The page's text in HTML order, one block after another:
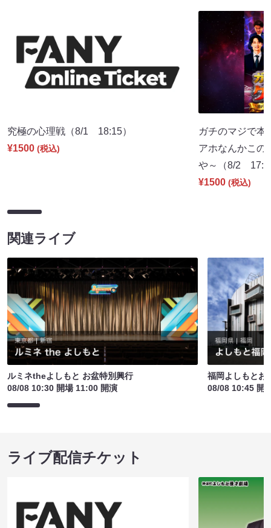
究極の心理戦（8/1 18:15）
¥1500 (税込)
ガチのマジで本
アホなんかこの
や～（8/2
¥1500 (税込)
関連ライブ
ルミネtheよしもと お盆特別興行
08/08 10:30 開場 11:00 開演
福岡よしもとお
08/08 10:45 開
ライブ配信チケット